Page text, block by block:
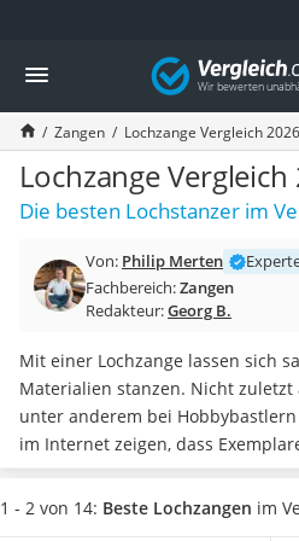
Die beliebtesten Vergleiche nach
Baumarkt
Tresor feuerfest
Makita-Akku-Rasenmäher
Kappsäge
Smartes Türschloss
Akku-Rasentrimmer
Split-Klimaanlage 2 Innengeräte
Pelletofen
Tiefbrunnenpumpe
Fliesenschneider
Hochdruckreiniger
Doppelschleifer
Überwachungskamera
Benzinrasenmäher mit Elektrostart
Vergleich
Zangen Lochzange Vergleich 2026
Lochzange Vergleich
Die besten Lochstanzer im
Von: Philip Merten
Fachbereich:Zangen
Redakteur:Georg B.
Mit einer Lochzange lassen sich
Materialien stanzen. Nicht zuletzt
unter anderem bei
im Internet zeigen, dass
austauschbaren Stanzmessern
denn sie machen es möglich,
1 - 2 von 14: Beste Lochzangen im